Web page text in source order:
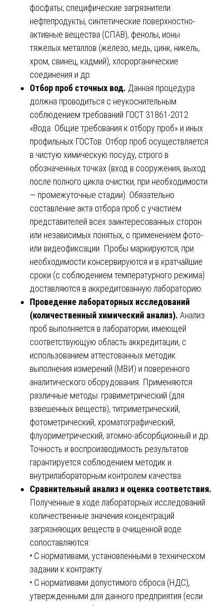
фосфаты; специфические загрязнители:
нефтепродукты, синтетические поверхностно-
активные вещества (СПАВ), фенолы, ионы
тяжелых металлов (железо, медь, цинк, никель,
хром, свинец, кадмий), хлорорганические
соединения и др.
Отбор проб сточных вод. Данная процедура
должна проводиться с неукоснительным
соблюдением требований ГОСТ 31861-2012
«Вода. Общие требования к отбору проб» и иных
профильных ГОСТов. Отбор проб осуществляется
в чистую химическую посуду, строго в
обозначенных точках (вход в сооружения, выход
после полного цикла очистки, при необходимости
— промежуточные стадии). Обязательно
составление акта отбора проб с участием
представителей всех заинтересованных сторон
или независимых понятых, с применением фото-
или видеофиксации. Пробы маркируются, при
необходимости консервируются и в кратчайшие
сроки (с соблюдением температурного режима)
доставляются в аккредитованную лабораторию.
Проведение лабораторных исследований
(количественный химический анализ). Анализ
проб выполняется в лаборатории, имеющей
соответствующую область аккредитации, с
использованием аттестованных методик
выполнения измерений (МВИ) и поверенного
аналитического оборудования. Применяются
различные методы: гравиметрический (для
взвешенных веществ), титриметрический,
фотометрический, хроматографический,
флуориметрический, атомно-абсорбционный и др.
Точность и воспроизводимость результатов
гарантируется соблюдением методик и
внутрилабораторным контролем качества.
Сравнительный анализ и оценка соответствия.
Полученные в ходе лабораторных исследований
количественные значения концентраций
загрязняющих веществ в очищенной воде
сопоставляются:
• С нормативами, установленными в техническом
задании к контракту.
• С нормативами допустимого сброса (НДС),
утвержденными для данного предприятия (если